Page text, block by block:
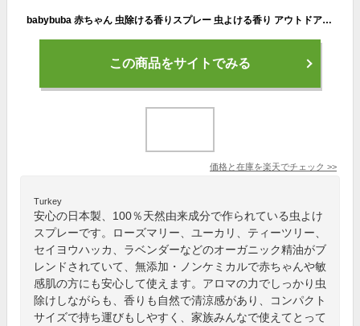
babybuba 赤ちゃん 虫除ける香りスプレー 虫よける香り アウトドア ボディスプレー 赤ちゃん ベビー 新生児 乳幼児 天然成分 オーガニック 保護 国産 天然 ベビーブーバ 虫が嫌がるアロマの香り
この商品をサイトでみる
価格と在庫を楽天でチェック >>
Turkey
安心の日本製、100％天然由来成分で作られている虫よけ
スプレーです。ローズマリー、ユーカリ、ティーツリー、
セイヨウハッカ、ラベンダーなどのオーガニック精油がブ
レンドされていて、無添加・ノンケミカルで赤ちゃんや敏
感肌の方にも安心して使えます。アロマの力でしっかり虫
除けしながらも、香りも自然で清涼感があり、コンパクト
サイズで持ち運びもしやすく、家族みんなで使えてとって